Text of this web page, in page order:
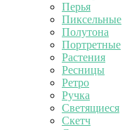
Перья
Пиксельные
Полутона
Портретные
Растения
Ресницы
Ретро
Ручка
Светящиеся
Скетч